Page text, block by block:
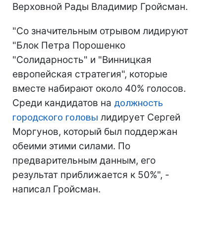
Верховной Рады Владимир Гройсман.
"Со значительным отрывом лидируют
"Блок Петра Порошенко
"Солидарность" и "Винницкая
европейская стратегия", которые
вместе набирают около 40% голосов.
Среди кандидатов на должность
городского головы лидирует Сергей
Моргунов, который был поддержан
обеими этими силами. По
предварительным данным, его
результат приближается к 50%", -
написал Гройсман.